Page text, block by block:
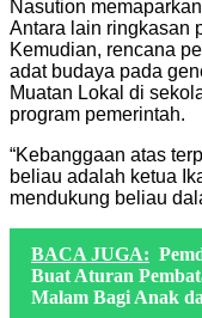
Nasution
Antara lain ringkasan
Kemudian, rencana
adat budaya pada
Muatan Lokal di
program pemerintah.
“Kebanggaan atas
beliau adalah ketua
mendukung beliau
BACA JUGA:
Buat Aturan
Malam Bagi Anak